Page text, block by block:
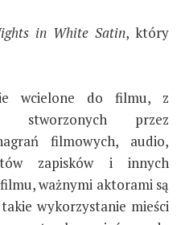
in White Satin, który
wcielone do filmu, z
stworzonych przez
filmowych, audio,
zapisków i innych
ważnymi aktorami są
wykorzystanie mieści